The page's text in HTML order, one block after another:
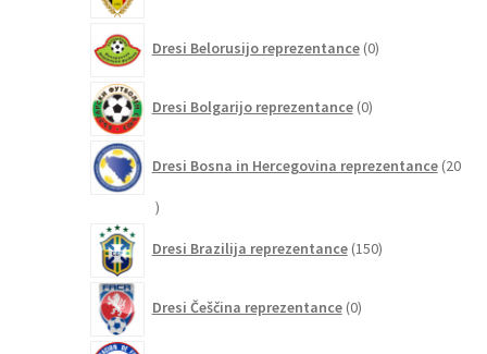
Dresi Belorusijo reprezentance 0izdelkov
Dresi Bolgarijo reprezentance 0izdelkov
Dresi Bosna in Hercegovina reprezentance 20
20
Dresi Brazilija reprezentance 150izdelkov
Dresi Češčina reprezentance 0izdelkov